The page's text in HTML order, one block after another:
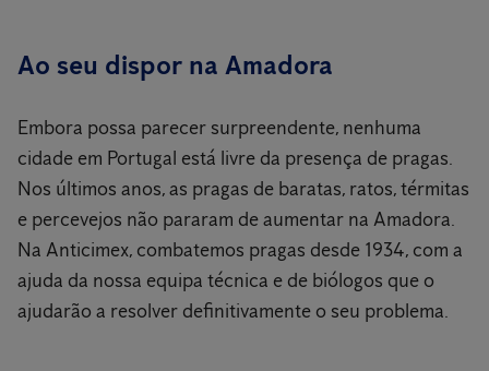
Ao seu dispor na Amadora
Embora possa parecer surpreendente, nenhuma
cidade em Portugal está livre da presença de pragas.
Nos últimos anos, as pragas de baratas, ratos, térmitas
e percevejos não pararam de aumentar na Amadora.
Na Anticimex, combatemos pragas desde 1934, com a
ajuda da nossa equipa técnica e de biólogos que o
ajudarão a resolver definitivamente o seu problema.